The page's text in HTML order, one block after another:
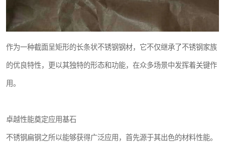
作为一种截面呈矩形的长条状不锈钢钢材，它不仅继承了不锈钢家族
的优良特性，更以其独特的形态和功能，在众多场景中发挥着关键作
用。
卓越性能奠定应用基石
不锈钢扁钢之所以能够获得广泛应用，首先源于其出色的材料性能。